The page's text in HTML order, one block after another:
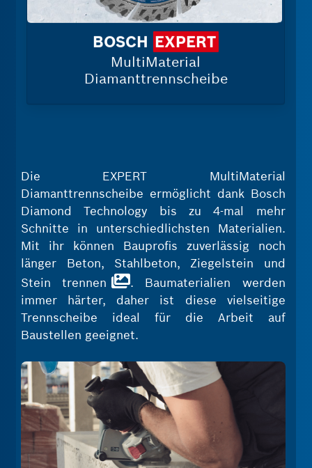
BOSCHEXPERT
MultiMaterial
Diamanttrennscheibe
Die EXPERT MultiMaterial
Diamanttrennscheibe ermöglicht dank Bosch
Diamond Technology bis zu 4‑mal mehr
Schnitte in unterschiedlichsten Materialien.
Mit ihr können Bauprofis zuverlässig noch
länger Beton, Stahlbeton, Ziegelstein und
Stein trennen
. Baumaterialien werden
immer härter, daher ist diese vielseitige
Trennscheibe ideal für die Arbeit auf
Baustellen geeignet.